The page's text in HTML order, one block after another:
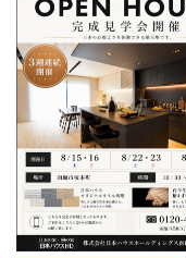
木材調達指針
グループ会社紹介
CMギャラリー
採用情報